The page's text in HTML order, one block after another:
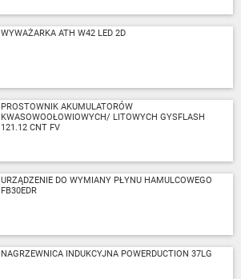
WYWAŻARKA ATH W42 LED 2D
PROSTOWNIK AKUMULATORÓW
KWASOWOOŁOWIOWYCH/ LITOWYCH GYSFLASH
121.12 CNT FV
URZĄDZENIE DO WYMIANY PŁYNU HAMULCOWEGO
FB30EDR
NAGRZEWNICA INDUKCYJNA POWERDUCTION 37LG